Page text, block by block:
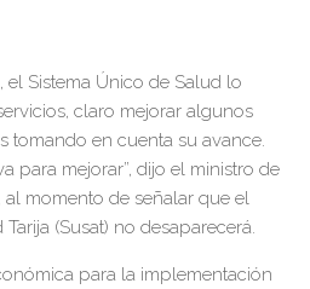
el Sistema Único de Salud lo
claro mejorar algunos
tomando en cuenta su avance.
para mejorar”, dijo el ministro de
momento de señalar que el
(Susat) no desaparecerá.
para la implementación